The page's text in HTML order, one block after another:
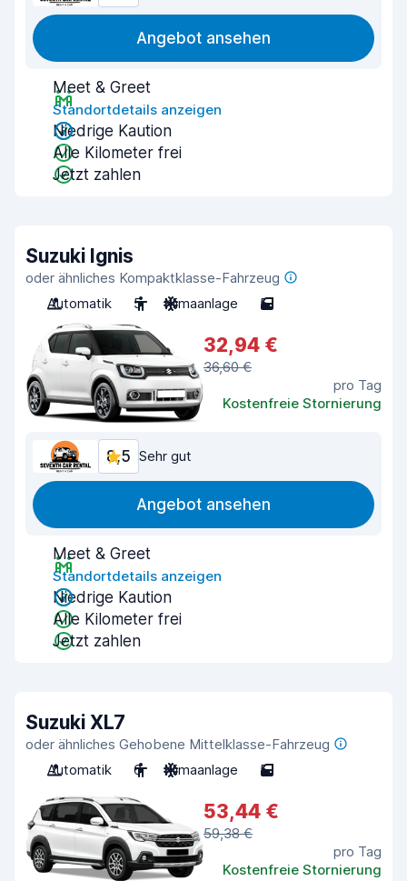
Angebot ansehen
Meet & Greet
Standortdetails anzeigen
Niedrige Kaution
Alle Kilometer frei
Jetzt zahlen
Suzuki Ignis
oder ähnliches Kompaktklasse-Fahrzeug
Automatik
5 Klimaanlage 5
32,94 €
36,60 €
pro Tag
Kostenfreie Stornierung
8,5 Sehr gut
Angebot ansehen
Meet & Greet
Standortdetails anzeigen
Niedrige Kaution
Alle Kilometer frei
Jetzt zahlen
Suzuki XL7
oder ähnliches Gehobene Mittelklasse-Fahrzeug
Automatik
6 Klimaanlage 5
53,44 €
59,38 €
pro Tag
Kostenfreie Stornierung